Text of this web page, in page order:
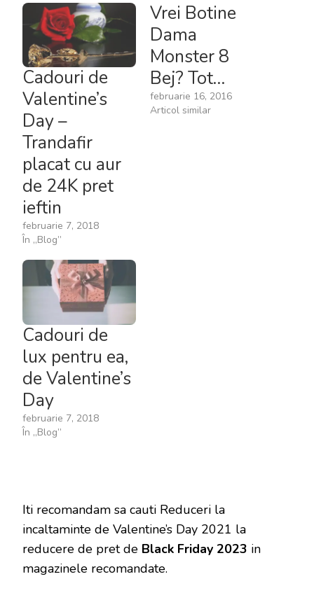
Cadouri de
Valentine’s
Day –
Trandafir
placat cu aur
de 24K pret
ieftin
februarie 7, 2018
În „Blog”
Vrei Botine
Dama
Monster 8
Bej? Tot…
februarie 16, 2016
Articol similar
Cadouri de
lux pentru ea,
de Valentine’s
Day
februarie 7, 2018
În „Blog”
Iti recomandam sa cauti Reduceri la
incaltaminte de Valentine’s Day 2021 la
reducere de pret de Black Friday 2023 in
magazinele recomandate.